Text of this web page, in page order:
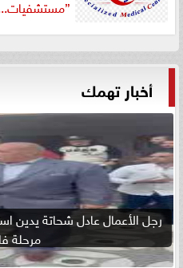
أخبار تهمك
رجل الأعمال عادل شحاتة يدين
مرحلة